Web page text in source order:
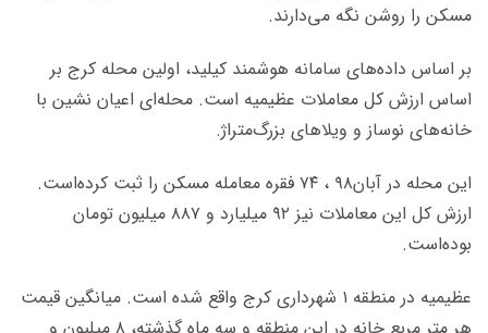
مسکن را روشن نگه می‌دارند.
بر اساس داده‌های سامانه هوشمند کیلید، اولین محله کرج بر
اساس ارزش کل معاملات عظیمیه است. محله‌ای اعیان نشین با
خانه‌های نوساز و ویلاهای بزرگ‌متراژ.
این محله در آبان۹۸ ، ۷۴ فقره معامله مسکن را ثبت کرده‌است.
ارزش کل این معاملات نیز ۹۲ میلیارد و ۸۸۷ میلیون تومان
بوده‌است.
عظیمیه در منطقه ۱ شهرداری کرج واقع شده است. میانگین قیمت